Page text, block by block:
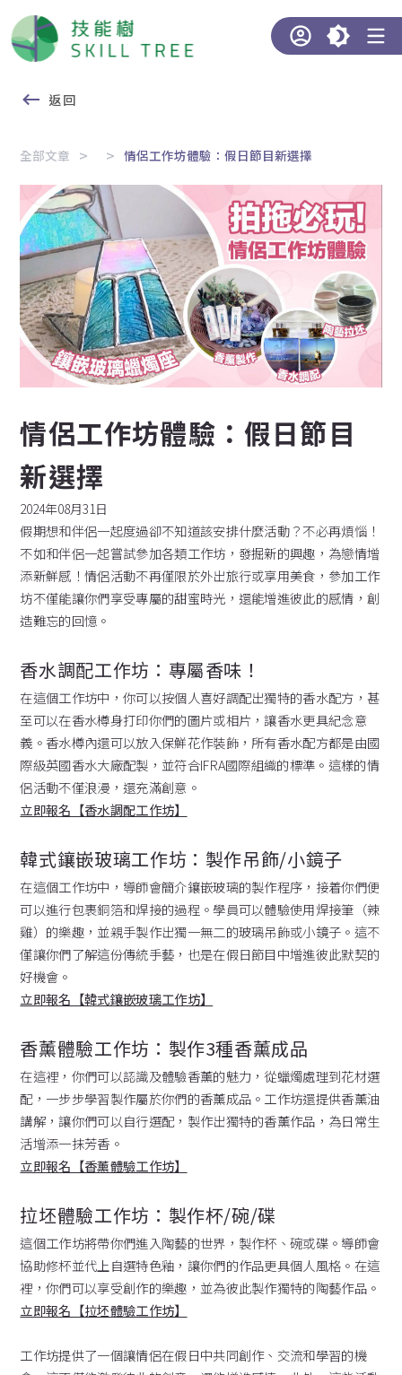
返回
全部文章 情侶工作坊體驗：假日節目新選擇
情侶工作坊體驗：假日節目
新選擇
2024年08月31日
假期想和伴侶一起度過卻不知道該安排什麼活動？不必再煩惱！
不如和伴侶一起嘗試參加各類工作坊，發掘新的興趣，為戀情增
添新鮮感！情侶活動不再僅限於外出旅行或享用美食，參加工作
坊不僅能讓你們享受專屬的甜蜜時光，還能增進彼此的感情，創
造難忘的回憶。
香水調配工作坊：專屬香味！
在這個工作坊中，你可以按個人喜好調配出獨特的香水配方，甚
至可以在香水樽身打印你們的圖片或相片，讓香水更具紀念意
義。香水樽內還可以放入保鮮花作裝飾，所有香水配方都是由國
際級英國香水大廠配製，並符合IFRA國際組織的標準。這樣的情
侶活動不僅浪漫，還充滿創意。
立即報名【香水調配工作坊】
韓式鑲嵌玻璃工作坊：製作吊飾/小鏡子
在這個工作坊中，導師會簡介鑲嵌玻璃的製作程序，接着你們便
可以進行包裹銅箔和焊接的過程。學員可以體驗使用焊接筆（辣
雞）的樂趣，並親手製作出獨一無二的玻璃吊飾或小鏡子。這不
僅讓你們了解這份傳統手藝，也是在假日節目中增進彼此默契的
好機會。
立即報名【韓式鑲嵌玻璃工作坊】
香薰體驗工作坊：製作3種香薰成品
在這裡，你們可以認識及體驗香薰的魅力，從蠟燭處理到花材選
配，一步步學習製作屬於你們的香薰成品。工作坊還提供香薰油
講解，讓你們可以自行選配，製作出獨特的香薰作品，為日常生
活增添一抹芳香。
立即報名【香薰體驗工作坊】
拉坯體驗工作坊：製作杯/碗/碟
這個工作坊將帶你們進入陶藝的世界，製作杯、碗或碟。導師會
協助修杯並代上自選特色釉，讓你們的作品更具個人風格。在這
裡，你們可以享受創作的樂趣，並為彼此製作獨特的陶藝作品。
立即報名【拉坯體驗工作坊】
工作坊提供了一個讓情侶在假日中共同創作、交流和學習的機